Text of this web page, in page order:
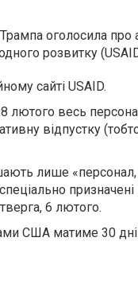
оголосила про
розвитку
сайті USAID.
лютого весь
відпустку
лише «персонал,
6 лютого.
США матиме 30